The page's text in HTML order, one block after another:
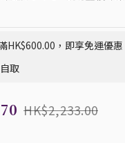
HK$600.00，即享免運優惠
取
HK$2,233.00